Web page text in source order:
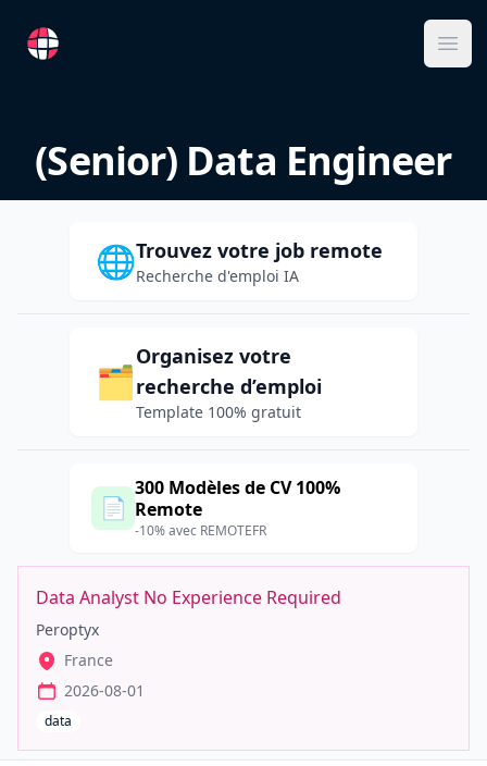
RemoteFR
(Senior) Data Engineer
🌐Trouvez votre job remote
Recherche d'emploi IA
🗂️
Organisez votre
recherche d’emploi
Template 100% gratuit
📄
300 Modèles de CV 100%
Remote
-10% avec REMOTEFR
Data Analyst No Experience Required
Peroptyx
France
2026-08-01
data